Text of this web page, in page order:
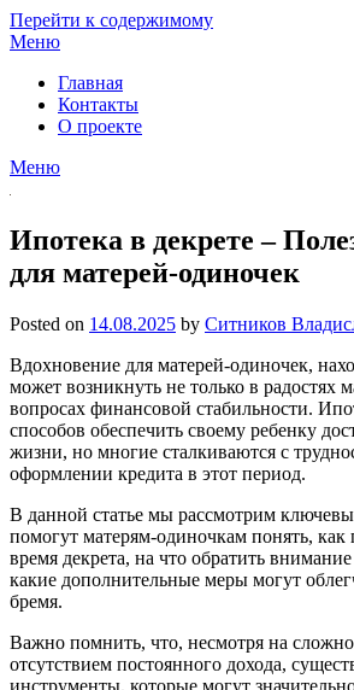
Перейти к содержимому
Меню
Главная
Контакты
О проекте
Меню
Ипотека в декрете –
для матерей-одиночек
Posted on 14.08.2025 by Ситников
Вдохновение для матерей-одиночек,
может возникнуть не только в радостях
вопросах финансовой стабильности.
способов обеспечить своему ребенку
жизни, но многие сталкиваются с
оформлении кредита в этот период.
В данной статье мы рассмотрим
помогут матерям-одиночкам понять, как
время декрета, на что обратить
какие дополнительные меры могут
бремя.
Важно помнить, что, несмотря на
отсутствием постоянного дохода,
инструменты, которые могут